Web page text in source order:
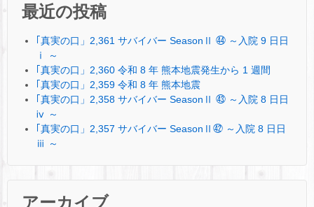
最近の投稿
｢真実の口」2,361 サバイバー SeasonⅡ ㊹ ～入院 9 日日
ⅰ ～
｢真実の口」2,360 令和 8 年 熊本地震発生から 1 週間
｢真実の口」2,359 令和 8 年 熊本地震
｢真実の口」2,358 サバイバー SeasonⅡ ㊸ ～入院 8 日日
ⅳ ～
｢真実の口」2,357 サバイバー SeasonⅡ㊷ ～入院 8 日日
ⅲ ～
アーカイブ